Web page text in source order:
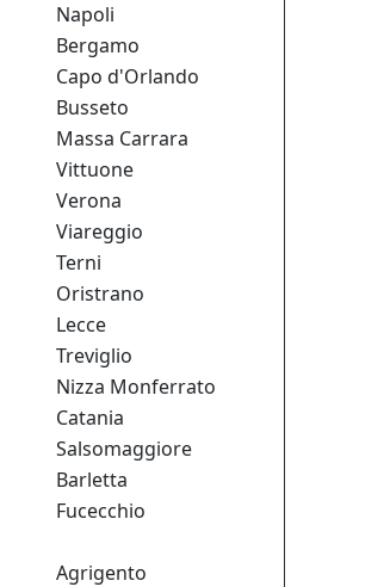
Napoli
Bergamo
Capo d'Orlando
Busseto
Massa Carrara
Vittuone
Verona
Viareggio
Terni
Oristrano
Lecce
Treviglio
Nizza Monferrato
Catania
Salsomaggiore
Barletta
Fucecchio
Agrigento